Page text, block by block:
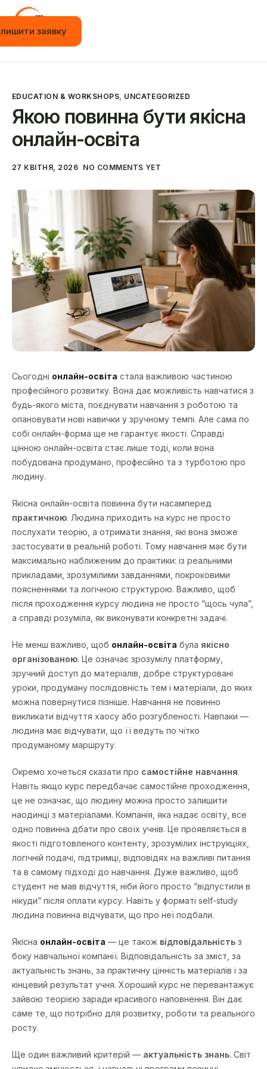
Головна
Стажування
Навчання
Події
JOT App
Новини
Контакти
Українська
заявку
EDUCATION & WORKSHOPS, UNCATEGORIZED
Якою повинна бути якісна
онлайн-освіта
27 КВІТНЯ, 2026 NO COMMENTS YET
Сьогодні онлайн-освіта стала важливою частиною
професійного розвитку. Вона дає можливість навчатися з
будь-якого міста, поєднувати навчання з роботою та
опановувати нові навички у зручному темпі. Але сама по
собі онлайн-форма ще не гарантує якості. Справді
цінною онлайн-освіта стає лише тоді, коли вона
побудована продумано, професійно та з турботою про
людину.
Якісна онлайн-освіта повинна бути насамперед
практичною. Людина приходить на курс не просто
послухати теорію, а отримати знання, які вона зможе
застосувати в реальній роботі. Тому навчання має бути
максимально наближеним до практики: із реальними
прикладами, зрозумілими завданнями, покроковими
поясненнями та логічною структурою. Важливо, щоб
після проходження курсу людина не просто “щось чула”,
а справді розуміла, як виконувати конкретні задачі.
Не менш важливо, щоб онлайн-освіта була якісно
організованою. Це означає зрозумілу платформу,
зручний доступ до матеріалів, добре структуровані
уроки, продуману послідовність тем і матеріали, до яких
можна повернутися пізніше. Навчання не повинно
викликати відчуття хаосу або розгубленості. Навпаки —
людина має відчувати, що її ведуть по чітко
продуманому маршруту.
Окремо хочеться сказати про самостійне навчання.
Навіть якщо курс передбачає самостійне проходження,
це не означає, що людину можна просто залишити
наодинці з матеріалами. Компанія, яка надає освіту, все
одно повинна дбати про своїх учнів. Це проявляється в
якості підготовленого контенту, зрозумілих інструкціях,
логічній подачі, підтримці, відповідях на важливі питання
та в самому підході до навчання. Дуже важливо, щоб
студент не мав відчуття, ніби його просто “відпустили в
нікуди” після оплати курсу. Навіть у форматі self-study
людина повинна відчувати, що про неї подбали.
Якісна онлайн-освіта — це також відповідальність з
боку навчальної компанії. Відповідальність за зміст, за
актуальність знань, за практичну цінність матеріалів і за
кінцевий результат учня. Хороший курс не перевантажує
зайвою теорією заради красивого наповнення. Він дає
саме те, що потрібно для розвитку, роботи та реального
росту.
Ще один важливий критерій — актуальність знань. Світ
e
r
n
a
t
v